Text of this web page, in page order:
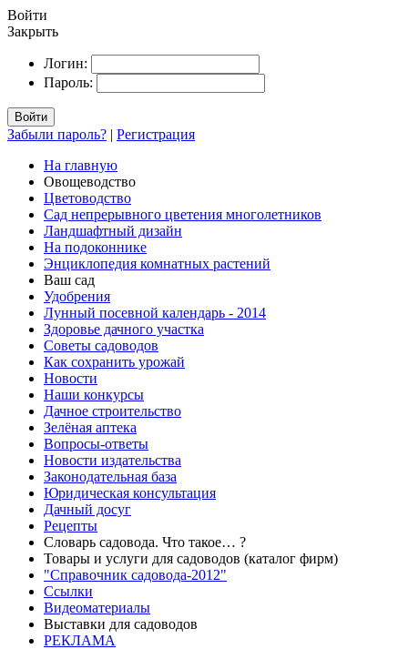
Войти
Закрыть
Логин:
Пароль:
Войти
Забыли пароль? | Регистрация
На главную
Овощеводство
Цветоводство
Сад непрерывного цветения многолетников
Ландшафтный дизайн
На подоконнике
Энциклопедия комнатных растений
Ваш сад
Удобрения
Лунный посевной календарь - 2014
Здоровье дачного участка
Советы садоводов
Как сохранить урожай
Новости
Наши конкурсы
Дачное строительство
Зелёная аптека
Вопросы-ответы
Новости издательства
Законодательная база
Юридическая консультация
Дачный досуг
Рецепты
Словарь садовода. Что такое… ?
Товары и услуги для садоводов (каталог фирм)
"Справочник садовода-2012"
Ссылки
Видеоматериалы
Выставки для садоводов
РЕКЛАМА